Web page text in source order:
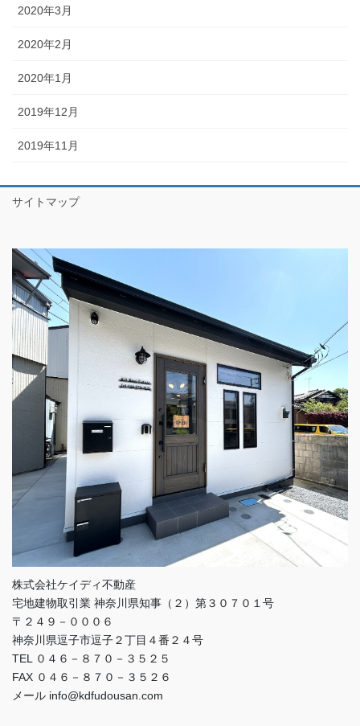
2020年3月
2020年2月
2020年1月
2019年12月
2019年11月
サイトマップ
株式会社ケイディ不動産
宅地建物取引業 神奈川県知事（２）第３０７０１号
〒２４９－０００６
神奈川県逗子市逗子２丁目４番２４号
TEL ０４６－８７０－３５２５
FAX ０４６－８７０－３５２６
メール info@kdfudousan.com